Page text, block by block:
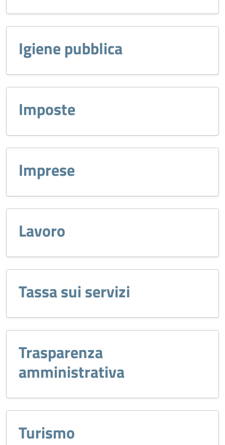
Igiene pubblica
Imposte
Imprese
Lavoro
Tassa sui servizi
Trasparenza
amministrativa
Turismo